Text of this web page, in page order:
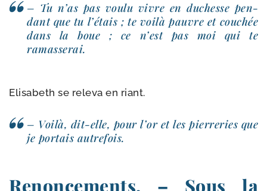
– Tu n’as pas vou­lu vivre en duchesse pen­
dant que tu l’étais ; te voi­là pauvre et cou­chée
dans la boue ; ce n’est pas moi qui te
ramasserai.
Elisabeth se rele­va en riant.
– Voilà, dit-​elle, pour l’or et les pier­re­ries que
je por­tais autrefois.
Renoncements. – Sous la